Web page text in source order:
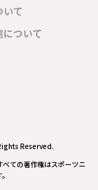
いて
ついて
Reserved.
ての著作権はスポーツニ